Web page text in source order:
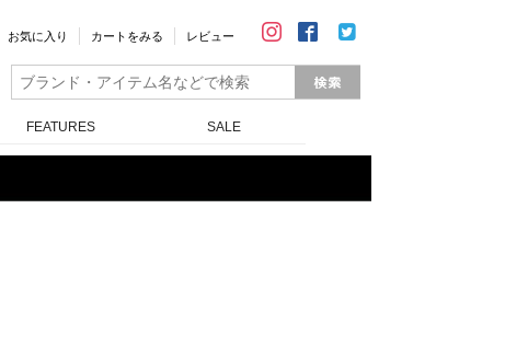
お気に入り カートをみる レビュー
FEATURES SALE